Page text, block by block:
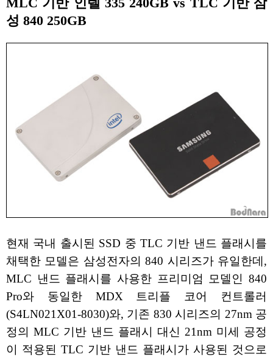
성 840 250GB
현재 국내 출시된 SSD 중 TLC 기반 낸드 플래시를
채택한 모델은 삼성전자의 840 시리즈가 유일한데,
MLC 낸드 플래시를 사용한 프리미엄 모델인 840
Pro와 동일한 MDX 트리플 코어 컨트롤러
(S4LN021X01-8030)와, 기존 830 시리즈의 27nm 공
정의 MLC 기반 낸드 플래시 대신 21nm 미세 공정
이 적용된 TLC 기반 낸드 플래시가 사용된 것으로